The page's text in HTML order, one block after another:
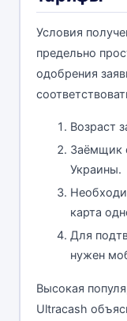
Условия
предельно
одобрения
Возраст
Заёмщик
Украины.
карта
Для
нужен
Высокая
Ultracash